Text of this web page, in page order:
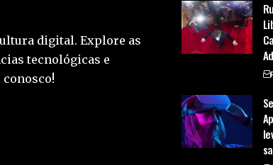
digital. Explore as
tecnológicas e